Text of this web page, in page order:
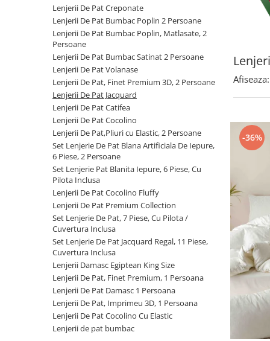
Cearceaf cu elastic
Cearceaf normal
Lenjerii De Pat Creponate
Lenjerii De Pat Bumbac Poplin 2
Lenjerii De Pat Bumbac Poplin,
Matlasate, 2 Persoane
Lenjerii De Pat Bumbac Satinat 2
Lenjerii De Pat Volanase
Lenjerii De Pat, Finet Premium 3D,
2 Persoane
Lenjerii De Pat Jacquard
Lenjerii De Pat Catifea
Lenjerii De Pat Cocolino
Set Lenjerie De Pat Blana
Artificiala De Iepure, 6 Piese, 2
Set Lenjerie Pat Blanita Iepure, 6
Piese, Cu Pilota Inclusa
Lenjerii De Pat Premium Collection
Set Lenjerie De Pat, 7 Piese, Cu
Lenjerii De Pat Creponate
Lenjerii De Pat Bumbac Poplin 2 Persoane
Lenjerii De Pat Bumbac Poplin, Matlasate, 2
Persoane
Lenjerii De Pat Bumbac Satinat 2 Persoane
Lenjerii De Pat Volanase
Lenjerii De Pat, Finet Premium 3D, 2 Persoane
Lenjerii De Pat Jacquard
Lenjerii De Pat Catifea
Lenjerii De Pat Cocolino
Lenjerii De Pat,Pliuri cu Elastic, 2 Persoane
Set Lenjerie De Pat Blana Artificiala De Iepure,
6 Piese, 2 Persoane
Set Lenjerie Pat Blanita Iepure, 6 Piese, Cu
Pilota Inclusa
Lenjerii De Pat Cocolino Fluffy
Lenjerii De Pat Premium Collection
Set Lenjerie De Pat, 7 Piese, Cu Pilota /
Cuvertura Inclusa
Set Lenjerie De Pat Jacquard Regal, 11 Piese,
Cuvertura Inclusa
Lenjerii Damasc Egiptean King Size
Lenjerii De Pat, Finet Premium, 1 Persoana
Lenjerii De Pat Damasc 1 Persoana
Lenjerii De Pat, Imprimeu 3D, 1 Persoana
Lenjerii De Pat Cocolino Cu Elastic
Lenjerii de pat bumbac
Afiseaza:
-36%